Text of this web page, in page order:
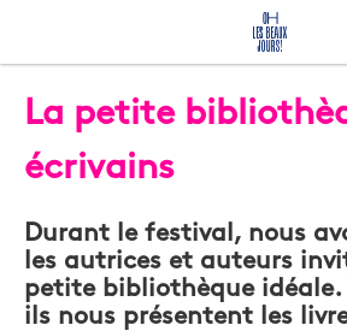
La petite
écrivains
Durant le festival, nous
les autrices et auteurs
petite bibliothèque idéale.
ils nous présentent les